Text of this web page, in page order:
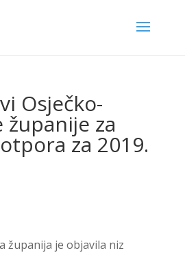
Osječko-
za
za 2019.
županija je objavila niz